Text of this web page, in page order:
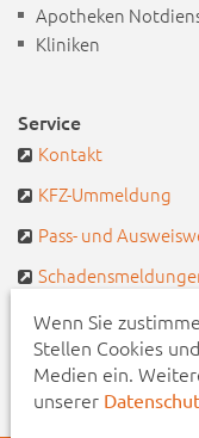
Apotheken
Kliniken
Service
Kontakt
KFZ-Ummeldung
Pass- und
Defekte
Pendlerportal &
Wenn Sie
Stellen Cookies
Medien ein.
unserer